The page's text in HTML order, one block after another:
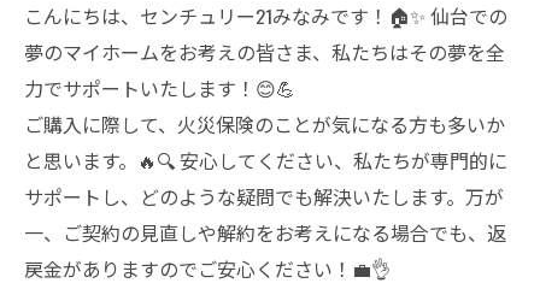
こんにちは、センチュリー21みなみです！🏠✨ 仙台での
夢のマイホームをお考えの皆さま、私たちはその夢を全
力でサポートいたします！😊💪
ご購入に際して、火災保険のことが気になる方も多いか
と思います。🔥🔍 安心してください、私たちが専門的に
サポートし、どのような疑問でも解決いたします。万が
一、ご契約の見直しや解約をお考えになる場合でも、返
戻金がありますのでご安心ください！💼👌